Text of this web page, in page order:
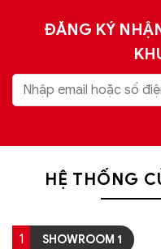
ĐĂNG KÝ
HỆ THỐNG
1 SHOWROOM 1